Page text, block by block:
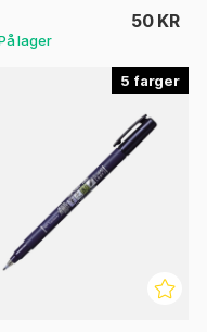
50 KR
5